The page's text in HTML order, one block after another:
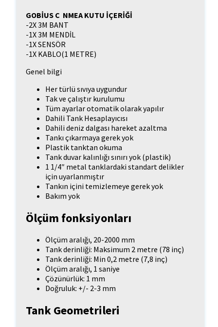
GOBİUS C NMEA KUTU İÇERİĞİ
-2X 3M BANT
-1X 3M MENDİL
-1X SENSÖR
-1X KABLO(1 METRE)
Genel bilgi
Her türlü sıvıya uygundur
Tak ve çalıştır kurulumu
Tüm ayarlar otomatik olarak yapılır
Dahili Tank Hesaplayıcısı
Dahili deniz dalgası hareket azaltma
Tankı çıkarmaya gerek yok
Plastik tanktan okuma
Tank duvar kalınlığı sınırı yok (plastik)
1 1/4″ metal tanklardaki standart delikler
için uyarlanmıştır
Tankın içini temizlemeye gerek yok
Bakım yok
Ölçüm fonksiyonları
Ölçüm aralığı, 20-2000 mm
Tank derinliği: Maksimum 2 metre (78 inç)
Tank derinliği: Min 0,2 metre (7,8 inç)
Ölçüm aralığı, 1 saniye
Çözünürlük: 1 mm
Doğruluk: +/- 2-3 mm
Tank Geometrileri